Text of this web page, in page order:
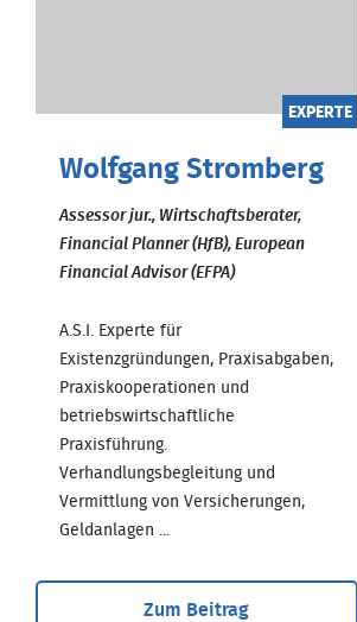
EXPERTE
Wolfgang Stromberg
Assessor jur., Wirtschaftsberater,
Financial Planner (HfB), European
Financial Advisor (EFPA)
A.S.I. Experte für
Existenzgründungen, Praxisabgaben,
Praxiskooperationen und
betriebswirtschaftliche
Praxisführung.
Verhandlungsbegleitung und
Vermittlung von Versicherungen,
Geldanlagen ...
Zum Beitrag